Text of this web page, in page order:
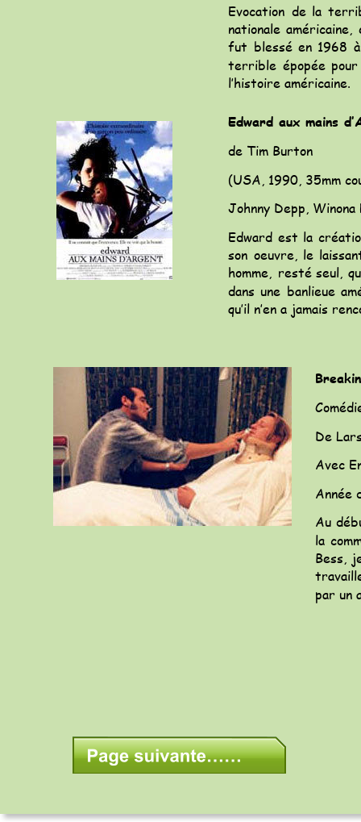
De
Avec
Année
Au
la
Bess,
par un
Edward aux mains
de Tim Burton
(USA, 1990, 35mm
Johnny Depp,
Edward est la
son oeuvre, le
homme, resté seul,
dans une banlieue
qu’il n’en a jamais
Evocation de la
nationale américaine,
fut blessé en 1968 à
terrible épopée pour
l’histoire américaine.